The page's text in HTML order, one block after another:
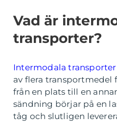
Vad är
transporter?
Intermodala
av flera
från en plats till en
sändning börjar på en
tåg och slutligen